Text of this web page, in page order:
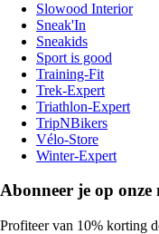
Slowood Interior
Sneak'In
Sneakids
Sport is good
Training-Fit
Trek-Expert
Triathlon-Expert
TripNBikers
Vélo-Store
Winter-Expert
Abonneer je op onze
Profiteer van 10% korting